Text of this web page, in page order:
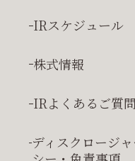
ていただきます。
対象
主様
優待内容
保有
「当社グルー
IRスケジュール
株式情報
株主総会
IRよくあるご質問
ディスクロージャ